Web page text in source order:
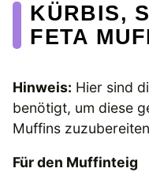
KÜRBIS,
FETA
Hinweis: Hier sind
benötigt, um diese
Muffins
Für den Muffinteig